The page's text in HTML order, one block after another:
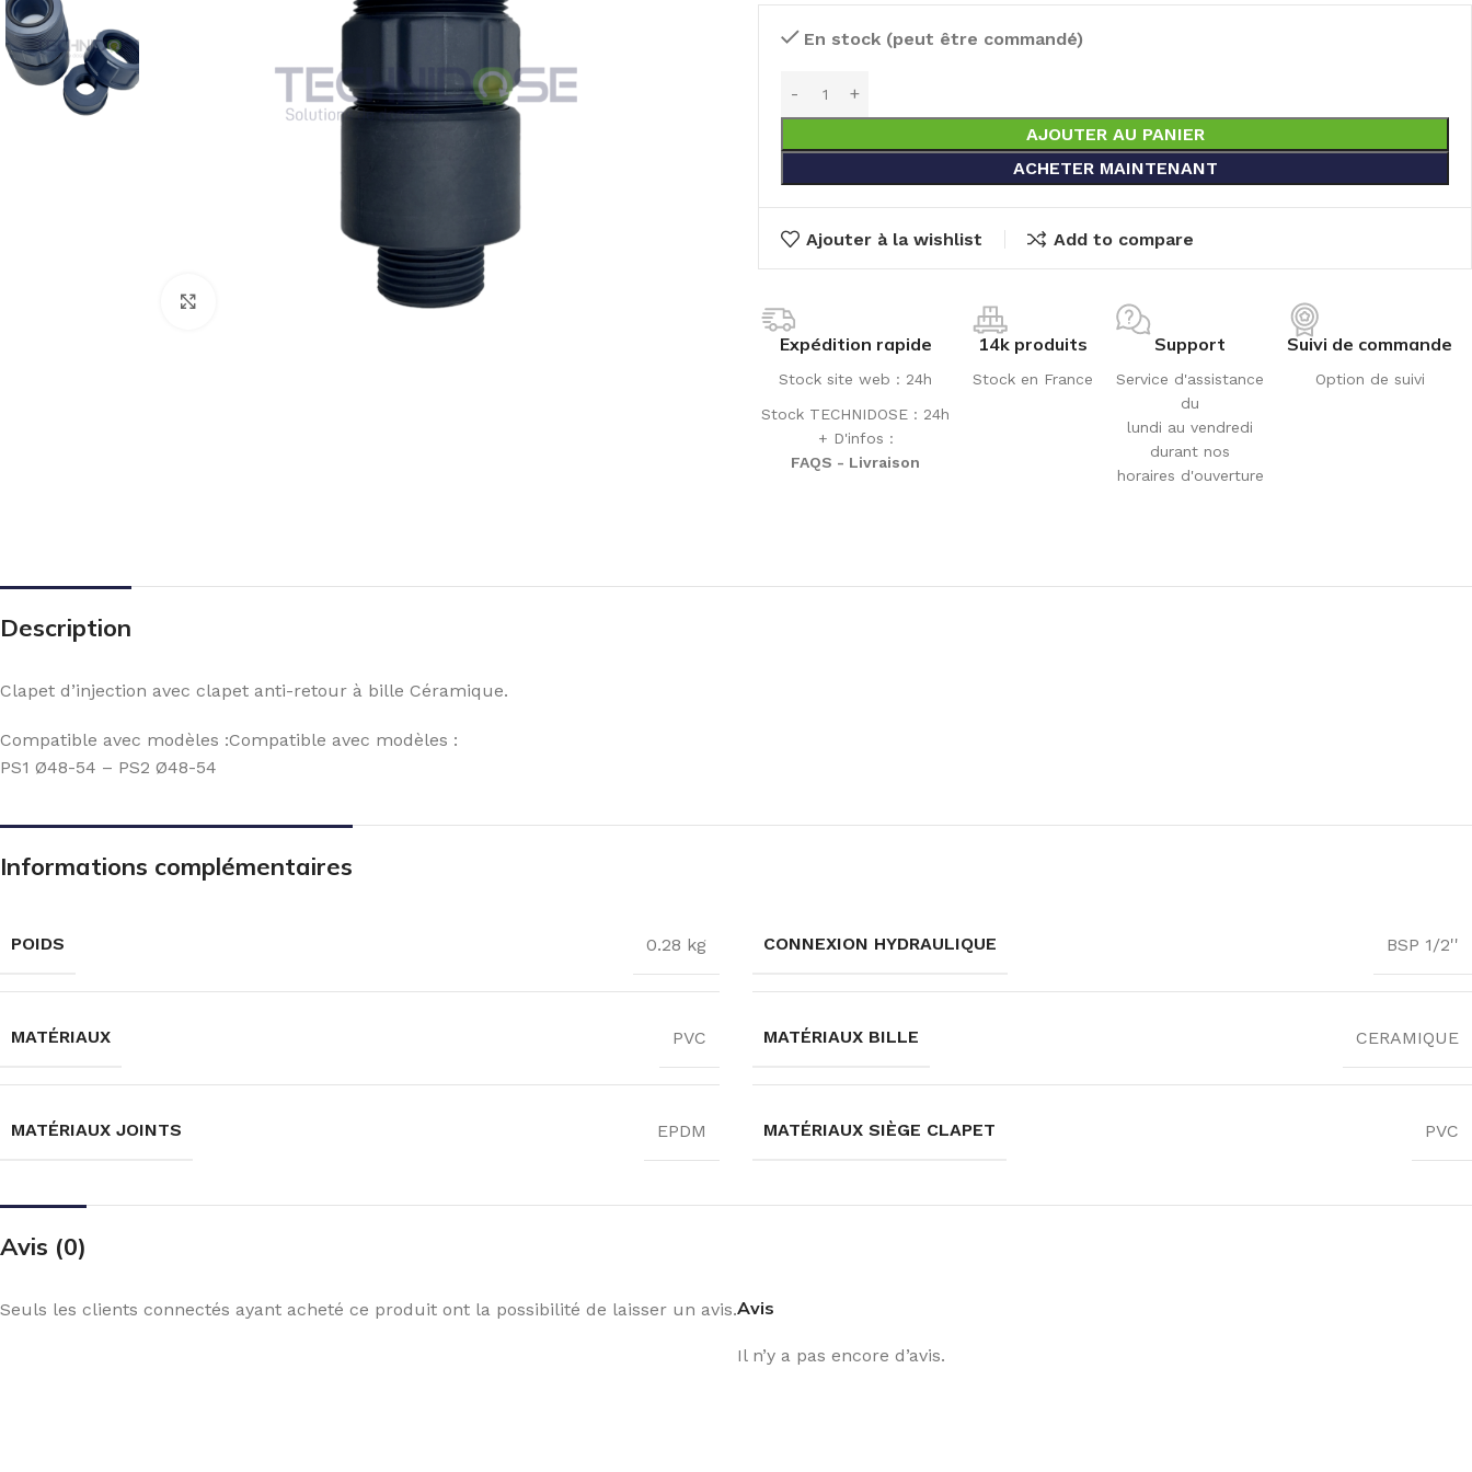
En stock (peut être commandé)
AJOUTER AU PANIER
ACHETER MAINTENANT
Ajouter à la wishlist Add to compare
Expédition rapide
Stock site web : 24h
Stock TECHNIDOSE : 24h
+ D'infos :
FAQS - Livraison
14k produits
Stock en France
Support
Service d'assistance
du
lundi au vendredi
durant nos
horaires d'ouverture
Suivi de commande
Option de suivi
Description
Clapet d’injection avec clapet anti-retour à bille Céramique.
Compatible avec modèles :Compatible avec modèles :
PS1 Ø48-54 – PS2 Ø48-54
Informations complémentaires
POIDS 0.28 kg CONNEXION HYDRAULIQUE BSP 1/2''
MATÉRIAUX PVC MATÉRIAUX BILLE CERAMIQUE
MATÉRIAUX JOINTS EPDM MATÉRIAUX SIÈGE CLAPET PVC
Avis (0)
Avis
Il n’y a pas encore d’avis.
Seuls les clients connectés ayant acheté ce produit ont la possibilité de laisser un avis.